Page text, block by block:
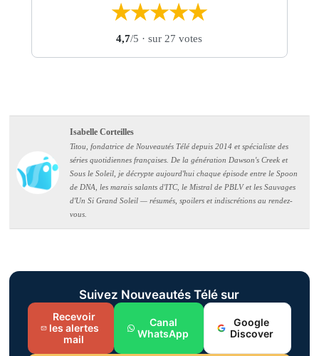
★★★★★
4,7/5 · sur 27 votes
Isabelle Corteilles
Titou, fondatrice de Nouveautés Télé depuis 2014 et spécialiste des
séries quotidiennes françaises. De la génération Dawson's Creek et
Sous le Soleil, je décrypte aujourd'hui chaque épisode entre le Spoon
de DNA, les marais salants d'ITC, le Mistral de PBLV et les Sauvages
d'Un Si Grand Soleil — résumés, spoilers et indiscrétions au rendez-
vous.
Suivez Nouveautés Télé sur
Recevoir
les alertes
mail
Canal
WhatsApp
Google
Discover